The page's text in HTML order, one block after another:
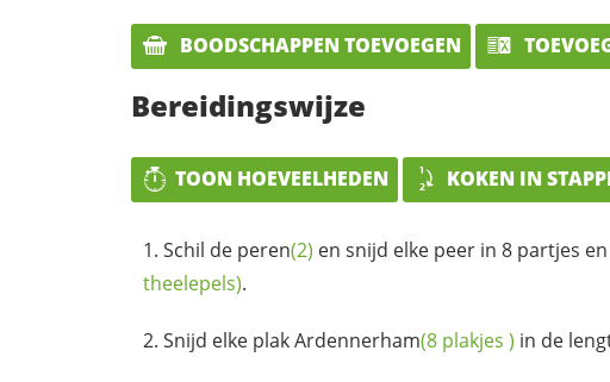
BOODSCHAPPEN TOEVOEGEN
Bereidingswijze
TOON HOEVEELHEDEN KOKEN IN
Schil de peren(2) en snijd elke peer in 8 partjes
theelepels).
Snijd elke plakArdennerham(8 plakjes ) in de